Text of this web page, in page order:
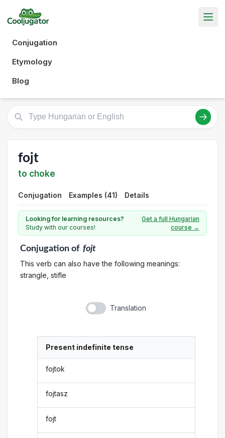
Conjugation
Etymology
Blog
fojt
to choke
Conjugation Examples (41) Details
Looking for learning resources?
Study with our courses!
Get a full Hungarian
course →
Conjugationof fojt
This verb can also have the following meanings:
strangle, stifle
Translation
Present indefinite tense
fojtok
fojtasz
fojt